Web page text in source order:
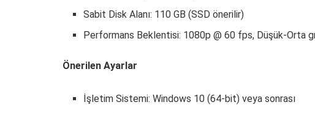
Sabit Disk Alanı: 110 GB (SSD önerilir)
Performans Beklentisi: 1080p @ 60 fps, Düşük-Orta
Önerilen Ayarlar
İşletim Sistemi: Windows 10 (64-bit) veya sonrası